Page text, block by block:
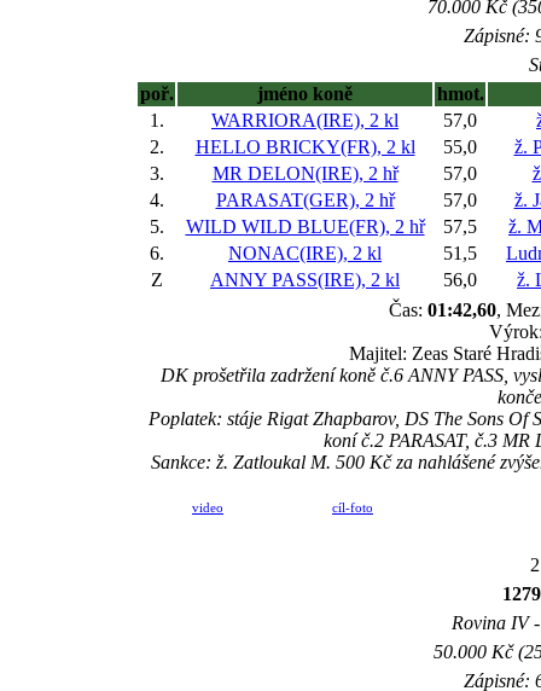
70.000 Kč
Zápisné:
poř.
jméno koně
hmot.
1.
WARRIORA(IRE), 2 kl 57,0
2.
HELLO BRICKY(FR), 2 kl 55,0
ž.
3.
MR DELON(IRE), 2 hř 57,0
4.
PARASAT(GER), 2 hř 57,0
ž.
5.
WILD WILD BLUE(FR), 2 hř 57,5
ž.
6.
NONAC(IRE), 2 kl 51,5
Z
ANNY PASS(IRE), 2 kl 56,0
ž.
Čas: 01:42,60,
Majitel: Zeas Staré
DK prošetřila zadržení koně č.6 ANNY PASS,
Poplatek: stáje Rigat Zhapbarov, DS The Sons
koní č.2 PARASAT, č.3
Sankce: ž. Zatloukal M. 500 Kč za nahlášené
video cíl-foto
Rovina IV
50.000 Kč
Zápisné: